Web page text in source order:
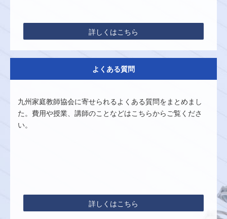
詳しくはこちら
よくある質問
九州家庭教師協会に寄せられるよくある質問をまとめまし
た。費用や授業、講師のことなどはこちらからご覧くださ
い。
詳しくはこちら